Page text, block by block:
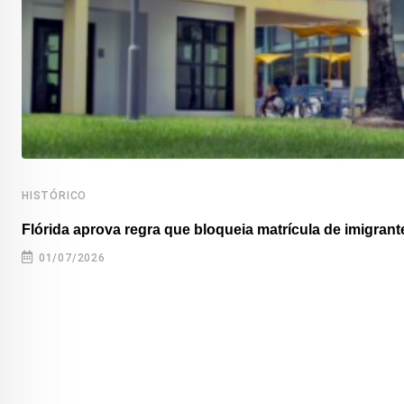
HISTÓRICO
Flórida aprova regra que bloqueia matrícula de
01/07/2026